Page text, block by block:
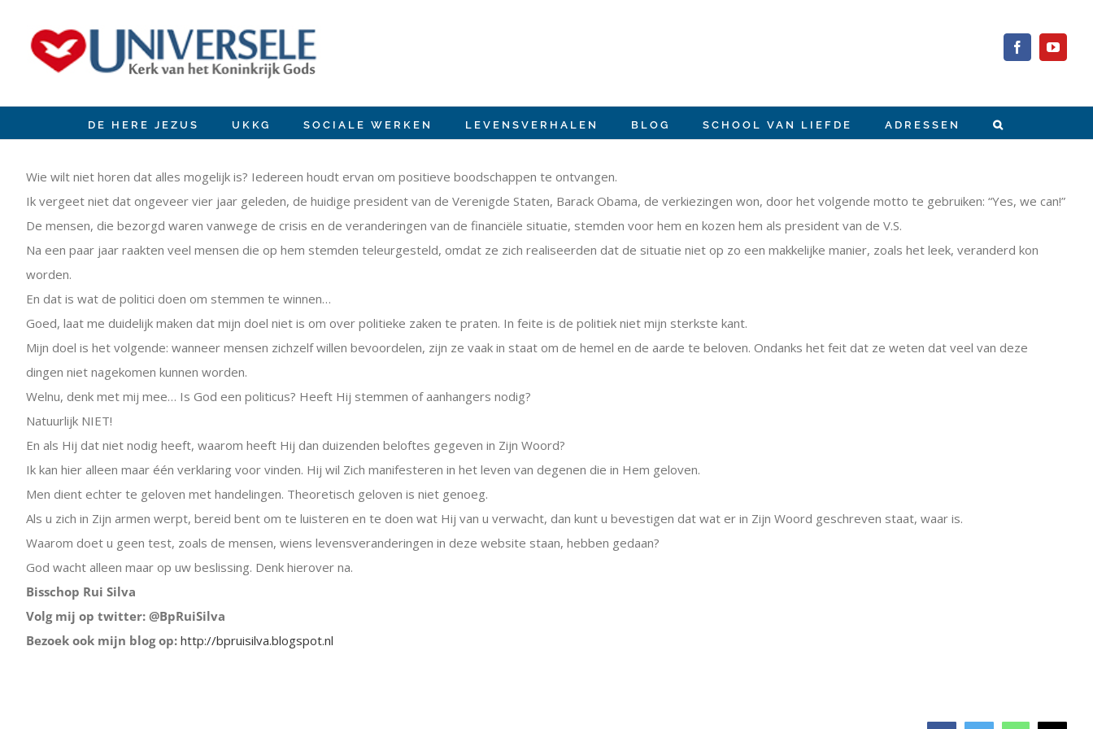
Facebook
DE HERE JEZUS UKKG SOCIALE WERKEN LEVENSVERHALEN BLOG SCHOOL VAN LIEFDE ADRESSEN
Larger
Image
Wie wilt niet horen dat alles mogelijk is? Iedereen houdt ervan om positieve boodschappen te ontvangen.
Ik vergeet niet dat ongeveer vier jaar geleden, de huidige president van de Verenigde Staten, Barack Obama, de verkiezingen won, door het volgende motto te gebruiken: “Yes, we can!”
De mensen, die bezorgd waren vanwege de crisis en de veranderingen van de financiële situatie, stemden voor hem en kozen hem als president van de V.S.
Na een paar jaar raakten veel mensen die op hem stemden teleurgesteld, omdat ze zich realiseerden dat de situatie niet op zo een makkelijke manier, zoals het leek, veranderd kon
worden.
En dat is wat de politici doen om stemmen te winnen…
Goed, laat me duidelijk maken dat mijn doel niet is om over politieke zaken te praten. In feite is de politiek niet mijn sterkste kant.
Mijn doel is het volgende: wanneer mensen zichzelf willen bevoordelen, zijn ze vaak in staat om de hemel en de aarde te beloven. Ondanks het feit dat ze weten dat veel van deze
dingen niet nagekomen kunnen worden.
Welnu, denk met mij mee… Is God een politicus? Heeft Hij stemmen of aanhangers nodig?
Natuurlijk NIET!
En als Hij dat niet nodig heeft, waarom heeft Hij dan duizenden beloftes gegeven in Zijn Woord?
Ik kan hier alleen maar één verklaring voor vinden. Hij wil Zich manifesteren in het leven van degenen die in Hem geloven.
Men dient echter te geloven met handelingen. Theoretisch geloven is niet genoeg.
Als u zich in Zijn armen werpt, bereid bent om te luisteren en te doen wat Hij van u verwacht, dan kunt u bevestigen dat wat er in Zijn Woord geschreven staat, waar is.
Waarom doet u geen test, zoals de mensen, wiens levensveranderingen in deze website staan, hebben gedaan?
God wacht alleen maar op uw beslissing. Denk hierover na.
Bisschop Rui Silva
Volg mij op twitter: @BpRuiSilva
Bezoek ook mijn blog op: http://bpruisilva.blogspot.nl